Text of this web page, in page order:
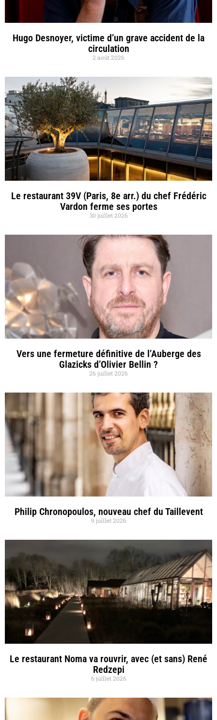
Hugo Desnoyer, victime d’un grave accident de la
circulation
2 août 2026
Le restaurant 39V (Paris, 8e arr.) du chef Frédéric
Vardon ferme ses portes
30 juillet 2026
Vers une fermeture définitive de l’Auberge des
Glazicks d’Olivier Bellin ?
26 juillet 2026
Philip Chronopoulos, nouveau chef du Taillevent
9 juillet 2026
Le restaurant Noma va rouvrir, avec (et sans) René
Redzepi
6 juillet 2026